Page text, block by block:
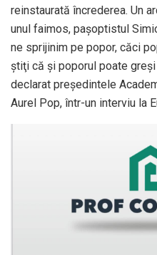
reinstaurată încrederea. Un
unul faimos, paşoptistul
ne sprijinim pe popor, căci
ştiţi că şi poporul poate
declarat preşedintele
Aurel Pop, într-un interviu la